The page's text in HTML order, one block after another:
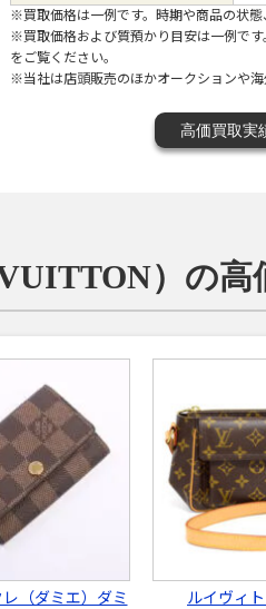
※買取価格は一例です。時期や商品の状態
※買取価格および質預かり目安は一例で
をご覧ください。
※当社は店頭販売のほかオークションや海
高価買取実
）の高
レ（ダミエ）ダミ
ルイヴィ